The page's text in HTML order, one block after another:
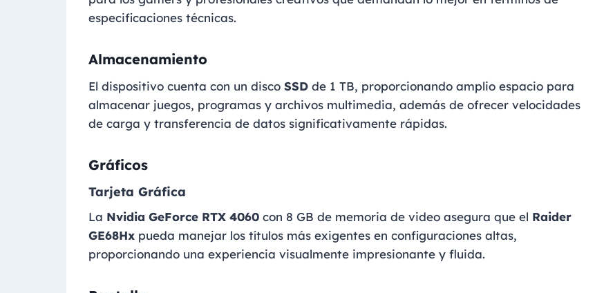
especificaciones técnicas.
Almacenamiento
El dispositivo cuenta con un disco SSD de 1 TB, proporcionando amplio espacio para
almacenar juegos, programas y archivos multimedia, además de ofrecer velocidades
de carga y transferencia de datos significativamente rápidas.
Gráficos
Tarjeta Gráfica
La Nvidia GeForce RTX 4060 con 8 GB de memoria de video asegura que el Raider
GE68Hx pueda manejar los títulos más exigentes en configuraciones altas,
proporcionando una experiencia visualmente impresionante y fluida.